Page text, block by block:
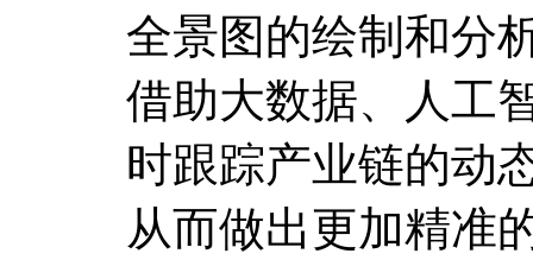
全景图的绘制和分
借助大数据、人工
时跟踪产业链的动
从而做出更加精准